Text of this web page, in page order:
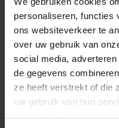
personaliseren, functies
ons websiteverkeer te
over uw gebruik van
social media,
de gegevens
ze heeft verstrekt of die
uw gebruik van hun
accepteren!
Laat